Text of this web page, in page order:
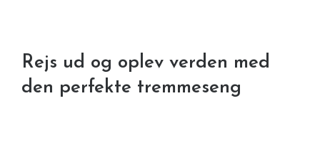
Rejs ud og oplev verden med
den perfekte tremmeseng